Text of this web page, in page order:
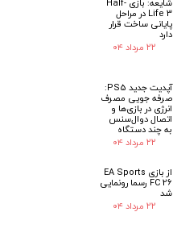
Life 3 در مراحل
پایانی ساخت قرار
دارد
۲۲ مرداد ۰۴
آپدیت جدید PS5:
صرفه جویی مصرف
انرژی در بازی‌ها و
اتصال دوال‌سنس
به چند دستگاه
۲۲ مرداد ۰۴
از بازی EA Sports
FC 26 رسما رونمایی
شد
۲۲ مرداد ۰۴